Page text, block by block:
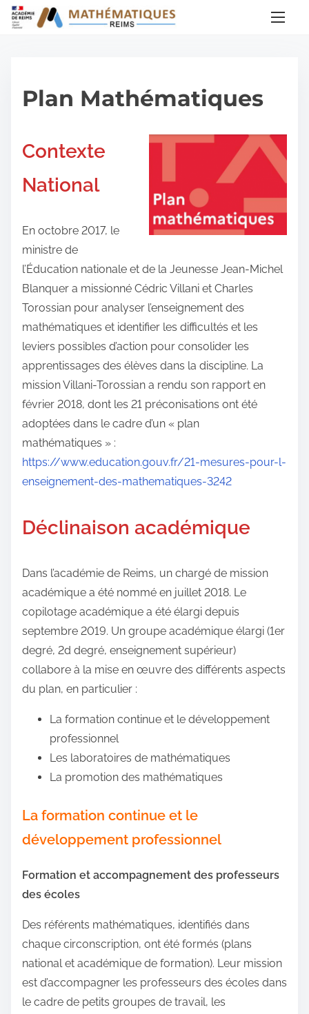
Plan Mathématiques
Contexte
National
En octobre 2017, le
ministre de
l’Éducation nationale et de la Jeunesse Jean-Michel
Blanquer a missionné Cédric Villani et Charles
Torossian pour analyser l’enseignement des
mathématiques et identifier les difficultés et les
leviers possibles d’action pour consolider les
apprentissages des élèves dans la discipline. La
mission Villani-Torossian a rendu son rapport en
février 2018, dont les 21 préconisations ont été
adoptées dans le cadre d’un « plan
mathématiques » :
https://www.education.gouv.fr/21-mesures-pour-l-
enseignement-des-mathematiques-3242
Déclinaison académique
Dans l’académie de Reims, un chargé de mission
académique a été nommé en juillet 2018. Le
copilotage académique a été élargi depuis
septembre 2019. Un groupe académique élargi (1er
degré, 2d degré, enseignement supérieur)
collabore à la mise en œuvre des différents aspects
du plan, en particulier :
La formation continue et le développement
professionnel
Les laboratoires de mathématiques
La promotion des mathématiques
La formation continue et le
développement professionnel
Formation et accompagnement des professeurs
des écoles
Des référents mathématiques, identifiés dans
chaque circonscription, ont été formés (plans
national et académique de formation). Leur mission
est d’accompagner les professeurs des écoles dans
le cadre de petits groupes de travail, les